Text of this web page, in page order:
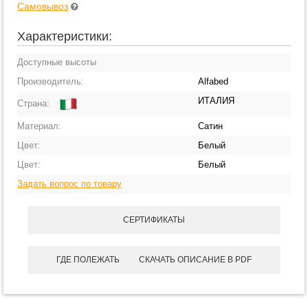
Самовывоз
Характеристики:
Доступные высоты
Производитель:
Alfabed
Страна: ИТАЛИЯ
Материал:
Сатин
Цвет:
Белый
Цвет:
Белый
Задать вопрос по товару
СЕРТИФИКАТЫ
ГДЕ ПОЛЕЖАТЬ СКАЧАТЬ ОПИСАНИЕ В PDF